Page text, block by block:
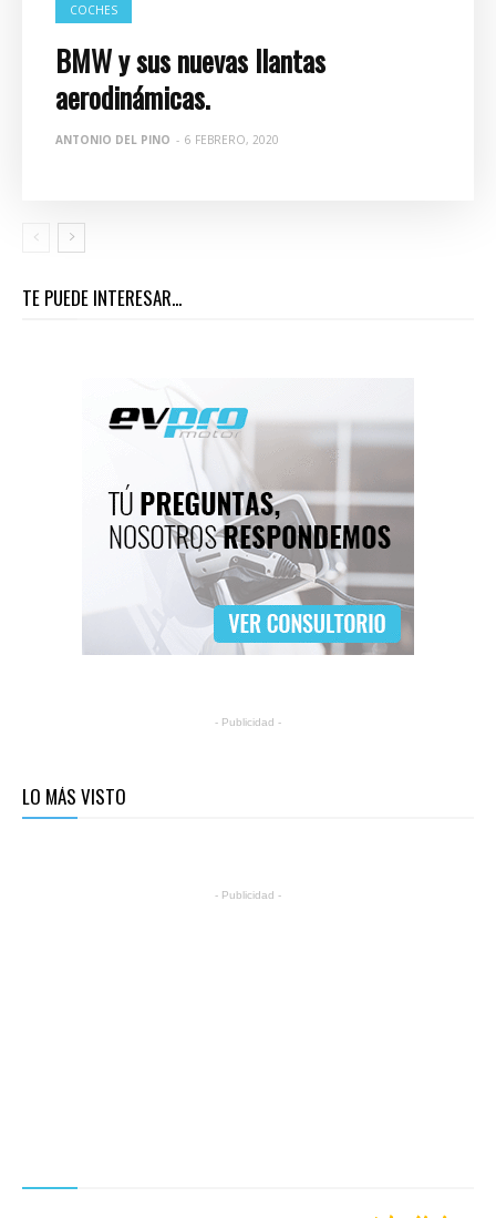
COCHES
BMW y sus nuevas llantas
aerodinámicas.
ANTONIO DEL PINO - 6 FEBRERO, 2020
TE PUEDE INTERESAR...
- Publicidad -
LO MÁS VISTO
- Publicidad -